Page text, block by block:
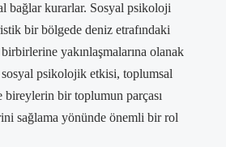
bağlar kurarlar. Sosyal psikoloji
bir bölgede deniz etrafındaki
yakınlaşmalarına olanak
sosyal psikolojik etkisi, toplumsal
bireylerin bir toplumun parçası
sağlama yönünde önemli bir rol